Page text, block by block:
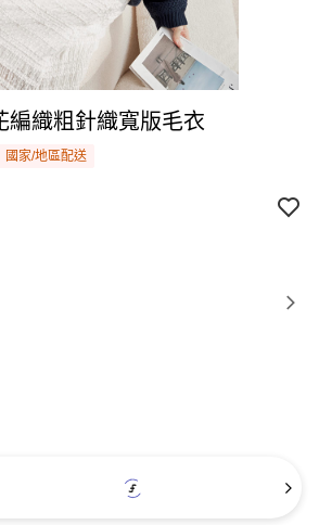
編織粗針織寬版毛衣
國家/地區配送